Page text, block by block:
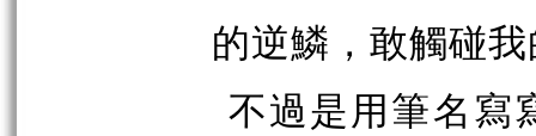
的逆鱗，敢觸碰
不過是用筆名寫